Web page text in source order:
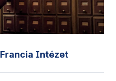
Francia Intézet